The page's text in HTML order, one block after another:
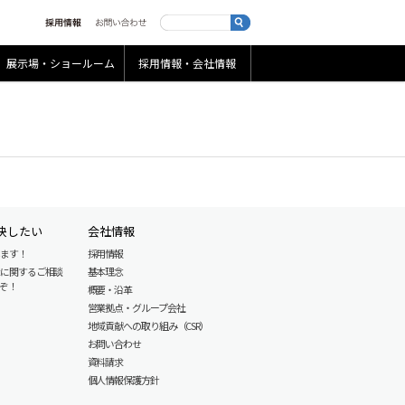
展示場・ショールーム 採用情報・会社情報
したい
す！
関するご相談
！
会社情報
採用情報
基本理念
概要・沿革
営業拠点・グループ会社
地域貢献への取り組み（CSR）
お問い合わせ
資料請求
個人情報保護方針